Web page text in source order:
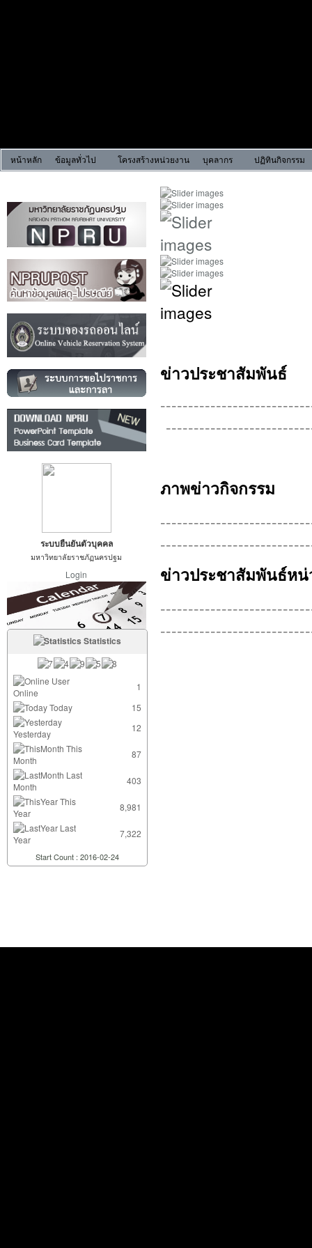
หน้าหลัก ข้อมูลทั่วไป โครงสร้างหน่วยงาน บุคลากร ปฏิทินกิจกรรม
ระบบยืนยันตัวบุคคล
มหาวิทยาลัยราชภัฏนครปฐม
Login
Statistics
User
Online
1
Today
15
Yesterday
12
This
Month
87
Last
Month
403
This
Year
8,981
Last
Year
7,322
Start Count : 2016-02-24
ข่าวประชาสัมพันธ์
ภาพข่าวกิจกรรม
ข่าวประชาสัมพันธ์ห